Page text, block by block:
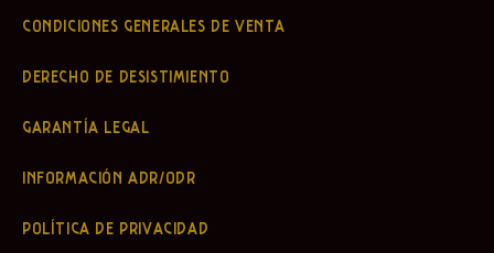
CONDICIONES GENERALES DE VENTA
DERECHO DE DESISTIMIENTO
GARANTÍA LEGAL
INFORMACIÓN ADR/ODR
POLÍTICA DE PRIVACIDAD